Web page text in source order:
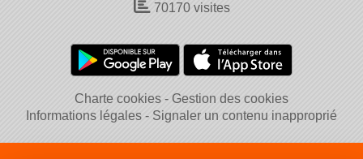
70170visites
Charte cookies
Gestion des cookies
Informations légales
Signaler un contenu inapproprié